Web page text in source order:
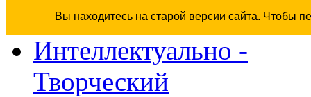
Вы находитесь на старой версии сайта. Чтобы
Интеллектуально -
Творческий